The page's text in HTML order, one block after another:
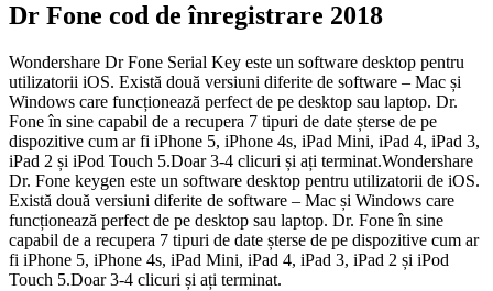
Dr Fone cod de înregistrare 2018
Wondershare Dr Fone Serial Key este un software desktop pentru
utilizatorii iOS. Există două versiuni diferite de software – Mac și
Windows care funcționează perfect de pe desktop sau laptop. Dr.
Fone în sine capabil de a recupera 7 tipuri de date șterse de pe
dispozitive cum ar fi iPhone 5, iPhone 4s, iPad Mini, iPad 4, iPad 3,
iPad 2 și iPod Touch 5.Doar 3-4 clicuri și ați terminat.Wondershare
Dr. Fone keygen este un software desktop pentru utilizatorii de iOS.
Există două versiuni diferite de software – Mac și Windows care
funcționează perfect de pe desktop sau laptop. Dr. Fone în sine
capabil de a recupera 7 tipuri de date șterse de pe dispozitive cum ar
fi iPhone 5, iPhone 4s, iPad Mini, iPad 4, iPad 3, iPad 2 și iPod
Touch 5.Doar 3-4 clicuri și ați terminat.